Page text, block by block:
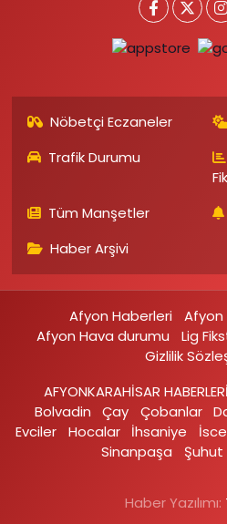
Nöbetçi Eczaneler
Trafik Durumu
Tüm Manşetler
Haber Arşivi
Afyon Haberleri
Afyon
Afyon Hava durumu
Lig
Gizlilik
AFYONKARAHİSAR HABERLERİ
Bolvadin
Çay Çobanlar
Evciler‎
Hocalar İhsaniye‎
Sinanpaşa
Şuhut
Haber Yazılımı: